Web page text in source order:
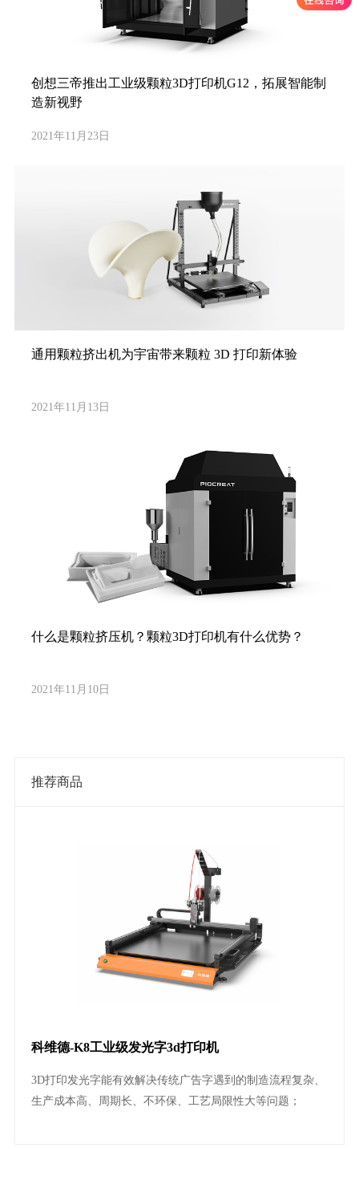
创想三帝推出工业级颗粒3D打印机G12，拓展智能制
造新视野
2021年11月23日
通用颗粒挤出机为宇宙带来颗粒 3D 打印新体验
2021年11月13日
什么是颗粒挤压机？颗粒3D打印机有什么优势？
2021年11月10日
推荐商品
科维德-K8工业级发光字3d打印机
3D打印发光字能有效解决传统广告字遇到的制造流程复杂、
生产成本高、周期长、不环保、工艺局限性大等问题；